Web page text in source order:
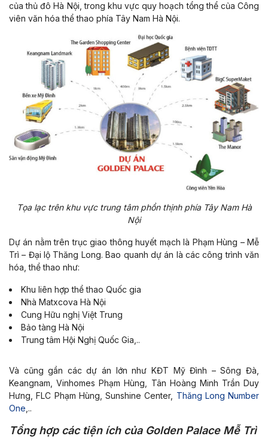
của thủ đô Hà Nội, trong khu vực quy hoạch tổng thể của Công
viên văn hóa thể thao phía Tây Nam Hà Nội.
Tọa lạc trên khu vực trung tâm phồn thịnh phía Tây Nam Hà
Nội
Dự án nằm trên trục giao thông huyết mạch là Phạm Hùng – Mễ
Trì – Đại lộ Thăng Long. Bao quanh dự án là các công trình văn
hóa, thể thao như:
Khu liên hợp thể thao Quốc gia
Nhà Matxcova Hà Nội
Cung Hữu nghị Việt Trung
Bảo tàng Hà Nội
Trung tâm Hội Nghị Quốc Gia,..
Và cũng gần các dự án lớn như KĐT Mỹ Đình – Sông Đà,
Keangnam, Vinhomes Phạm Hùng, Tân Hoàng Minh Trần Duy
Hưng, FLC Phạm Hùng, Sunshine Center, Thăng Long Number
One ,..
Tổng hợp các tiện ích của Golden Palace Mễ Trì